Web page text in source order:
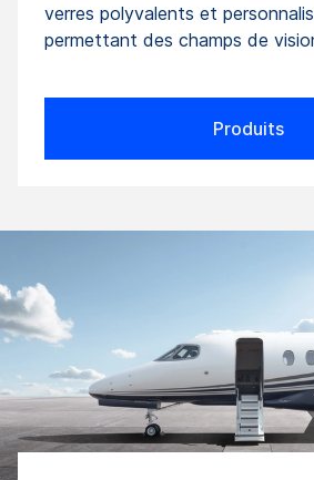
verres polyvalents et
permettant des champs de
Produits